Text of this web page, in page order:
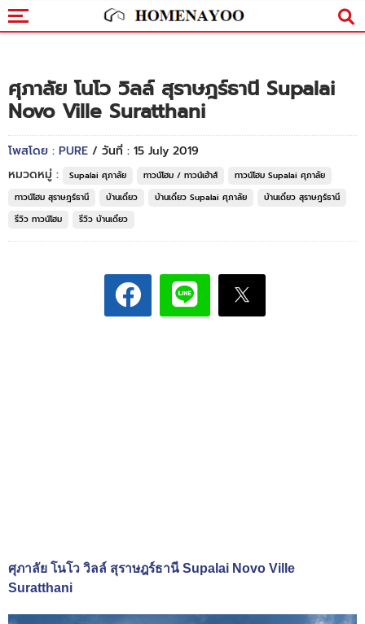
ศุภาลัย โนโว วิลล์ สุราษฎร์ธานี Supalai
Novo Ville Suratthani
โพสโดย : PURE / วันที่ : 15 July 2019
หมวดหมู่ :
Supalai ศุภาลัย ทาวน์โฮม / ทาวน์เฮ้าส์
ทาวน์โฮม Supalai ศุภาลัย
ทาวน์โฮม สุราษฎร์ธานี
บ้านเดี่ยว บ้านเดี่ยว Supalai ศุภาลัย
บ้านเดี่ยว สุราษฎร์ธานี
รีวิว ทาวน์โฮม
รีวิว บ้านเดี่ยว
ศุภาลัย โนโว วิลล์ สุราษฎร์ธานี Supalai Novo Ville
Suratthani